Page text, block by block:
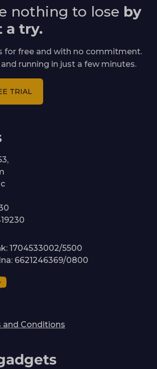
nothing to lose by
a try.
for free and with no commitment.
running in just a few minutes.
TRIAL
1704533002/5500
6621246369/0800
and Conditions